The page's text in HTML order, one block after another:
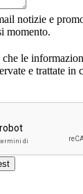
notizie e
momento.
che le
e trattate in